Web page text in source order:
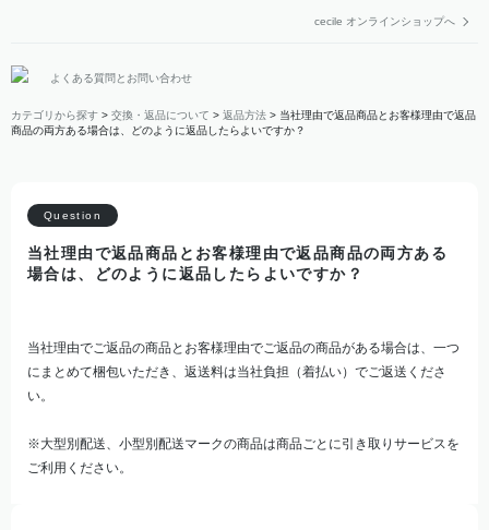
cecile オンラインショップへ
よくある質問とお問い合わせ
カテゴリから探す > 交換・返品について > 返品方法 > 当社理由で返品商品とお客様理由で返品
商品の両方ある場合は、どのように返品したらよいですか？
当社理由で返品商品とお客様理由で返品商品の両方ある
場合は、どのように返品したらよいですか？
当社理由でご返品の商品とお客様理由でご返品の商品がある場合は、一つ
にまとめて梱包いただき、返送料は当社負担（着払い）でご返送くださ
い。
※大型別配送、小型別配送マークの商品は商品ごとに引き取りサービスを
ご利用ください。